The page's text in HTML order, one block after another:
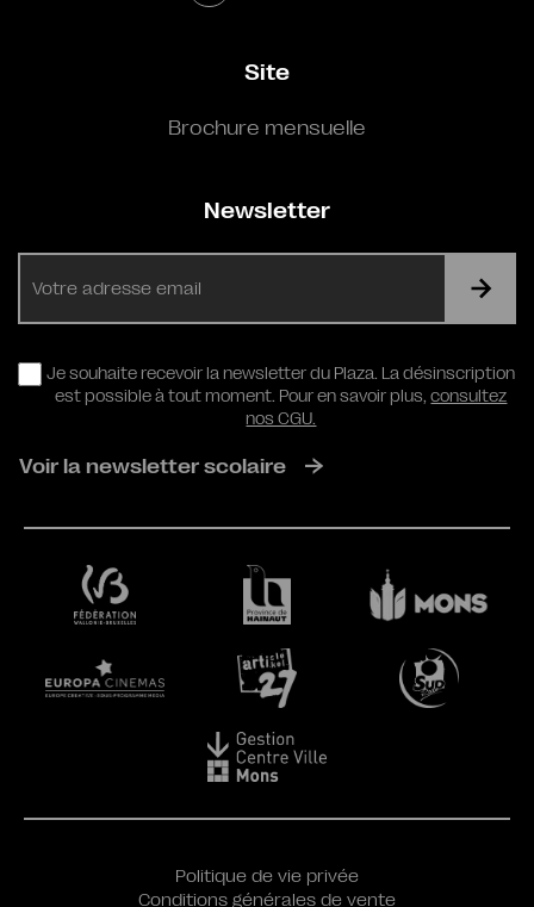
Site
Brochure mensuelle
Newsletter
RGPD
Je souhaite recevoir la newsletter du Plaza. La désinscription
est possible à tout moment. Pour en savoir plus,consultez
nos CGU.
Voir la newsletter scolaire
Politique de vie privée
Conditions générales de vente